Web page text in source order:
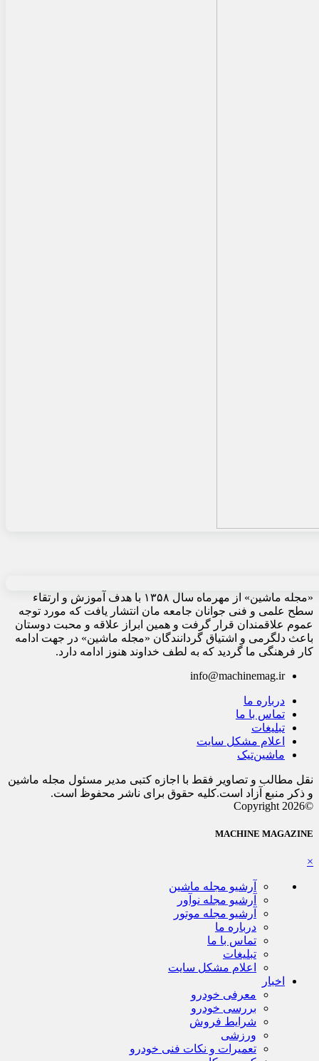
«مجله ماشین» از مهرماه سال ۱۳۵۸ با هدف آموزش و ارتقاء
سطح علمی و فنی جوانان جامعه مان انتشار یافت که مورد توجه
عموم علاقمندان قرار گرفت و همین ابراز علاقه و محبت دوستان
باعث دلگرمی و اشتیاق گردانندگان «مجله ماشین» در جهت ادامه
کار فرهنگی ما گردید که به لطف خداوند هنوز ادامه دارد.
info@machinemag.ir
درباره ما
تماس با ما
تبلیغات
اعلام مشکل سایت
ماشین‌تیک
نقل مطالب و تصاویر فقط با اجازه کتبی مدیر مسئول مجله ماشین
و ذکر منبع آزاد است.کلیه حقوق برای ناشر محفوظ است.
©Copyright 2026
MACHINE MAGAZINE
×
آرشیو مجله ماشین
آرشیو مجله نوآور
آرشیو مجله موتور
درباره ما
تماس با ما
تبلیغات
اعلام مشکل سایت
اخبار
معرفی خودرو
بررسی خودرو
شرایط فروش
ورزشی
تعمیرات و نکات فنی خودرو